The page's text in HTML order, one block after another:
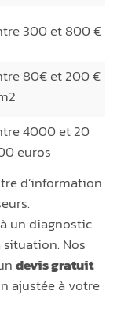
300 et 800 €
80€ et 200 €
4000 et 20
euros
d’information
un diagnostic
Nos
devis gratuit
ajustée à votre